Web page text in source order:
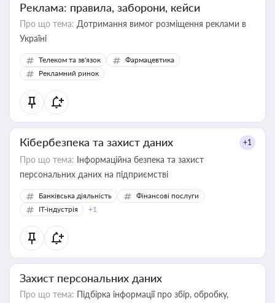
Реклама: правила, заборони, кейси
Про що тема: Дотримання вимог розміщення реклами в
Україні
Телеком та зв'язок
Фармацевтика
Рекламний ринок
Кібербезпека та захист даних +1
Про що тема: Інформаційна безпека та захист
персональних даних на підприємстві
Банківська діяльність
Фінансові послуги
IT-індустрія
+1
Захист персональних даних
Про що тема: Підбірка інформації про збір, обробку,